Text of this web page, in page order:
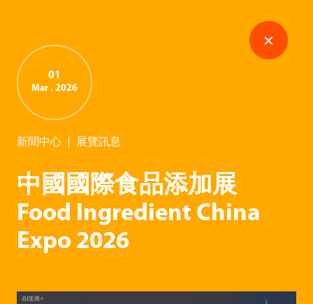
01
Mar . 2026
新聞中心 展覽訊息
中國國際食品添加展
Food Ingredient China
Expo 2026